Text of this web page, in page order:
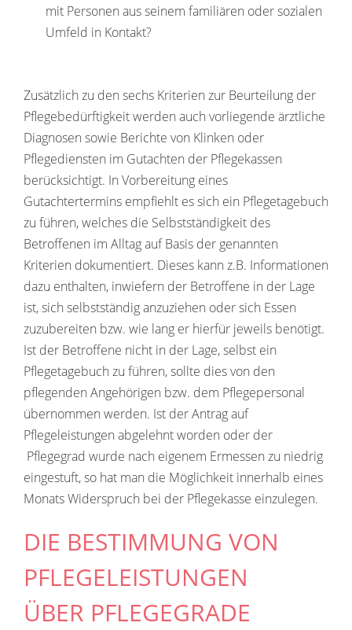
mit Personen aus seinem familiären oder sozialen
Umfeld in Kontakt?
Zusätzlich zu den sechs Kriterien zur Beurteilung der
Pflegebedürftigkeit werden auch vorliegende ärztliche
Diagnosen sowie Berichte von Klinken oder
Pflegediensten im Gutachten der Pflegekassen
berücksichtigt. In Vorbereitung eines
Gutachtertermins empfiehlt es sich ein Pflegetagebuch
zu führen, welches die Selbstständigkeit des
Betroffenen im Alltag auf Basis der genannten
Kriterien dokumentiert. Dieses kann z.B. Informationen
dazu enthalten, inwiefern der Betroffene in der Lage
ist, sich selbstständig anzuziehen oder sich Essen
zuzubereiten bzw. wie lang er hierfür jeweils benötigt.
Ist der Betroffene nicht in der Lage, selbst ein
Pflegetagebuch zu führen, sollte dies von den
pflegenden Angehörigen bzw. dem Pflegepersonal
übernommen werden. Ist der Antrag auf
Pflegeleistungen abgelehnt worden oder der
Pflegegrad wurde nach eigenem Ermessen zu niedrig
eingestuft, so hat man die Möglichkeit innerhalb eines
Monats Widerspruch bei der Pflegekasse einzulegen.
DIE BESTIMMUNG VON
PFLEGELEISTUNGEN
ÜBER PFLEGEGRADE